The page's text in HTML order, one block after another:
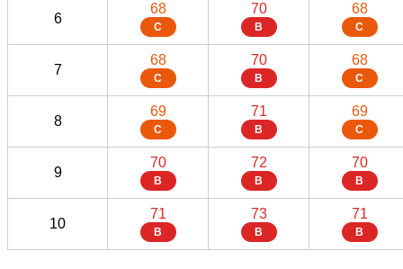
6
68
C
70
B
68
C
7
68
C
70
B
68
C
8
69
C
71
B
69
C
9
70
B
72
B
70
B
10
71
B
73
B
71
B